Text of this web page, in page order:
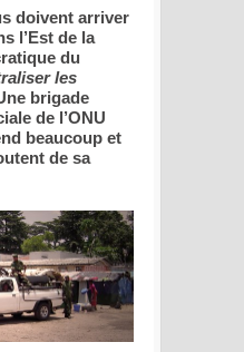
doivent arriver
l’Est de la
du
les
brigade
de l’ONU
beaucoup et
de sa